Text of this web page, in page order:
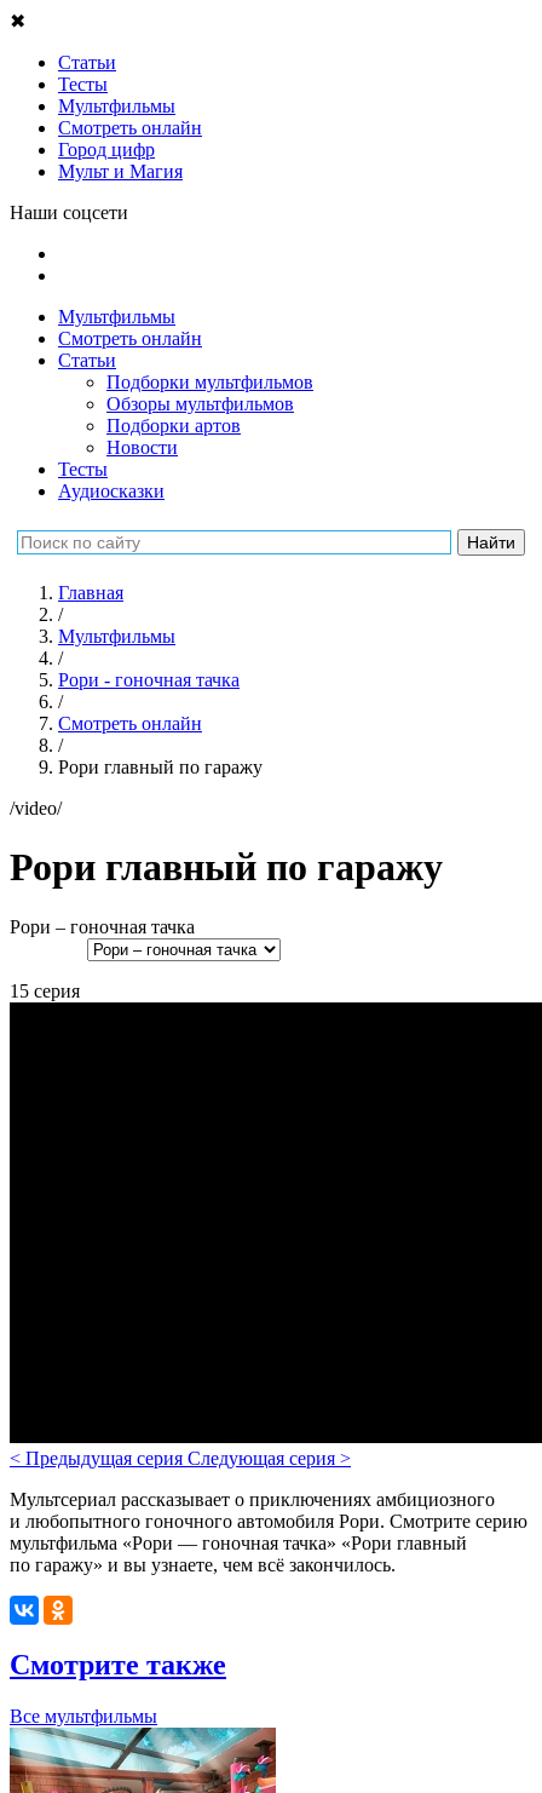
✖
Статьи
Тесты
Мультфильмы
Смотреть онлайн
Город цифр
Мульт и Магия
Наши соцсети
Мультфильмы
Смотреть онлайн
Статьи
Подборки мультфильмов
Обзоры мультфильмов
Подборки артов
Новости
Тесты
Аудиосказки
Главная
/
Мультфильмы
/
Рори - гоночная тачка
/
Смотреть онлайн
/
Рори главный по гаражу
/video/
Рори главный по гаражу
Рори – гоночная тачка
15 серия
< Предыдущая серия Следующая серия >
Мультсериал рассказывает о приключениях амбициозного
и любопытного гоночного автомобиля Рори. Смотрите серию
мультфильма «Рори — гоночная тачка» «Рори главный
по гаражу» и вы узнаете, чем всё закончилось.
Смотрите также
Все мультфильмы